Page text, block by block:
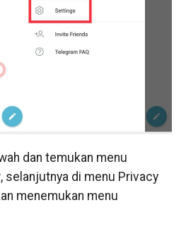
dan temukan menu
, selanjutnya di menu Privacy
menemukan menu